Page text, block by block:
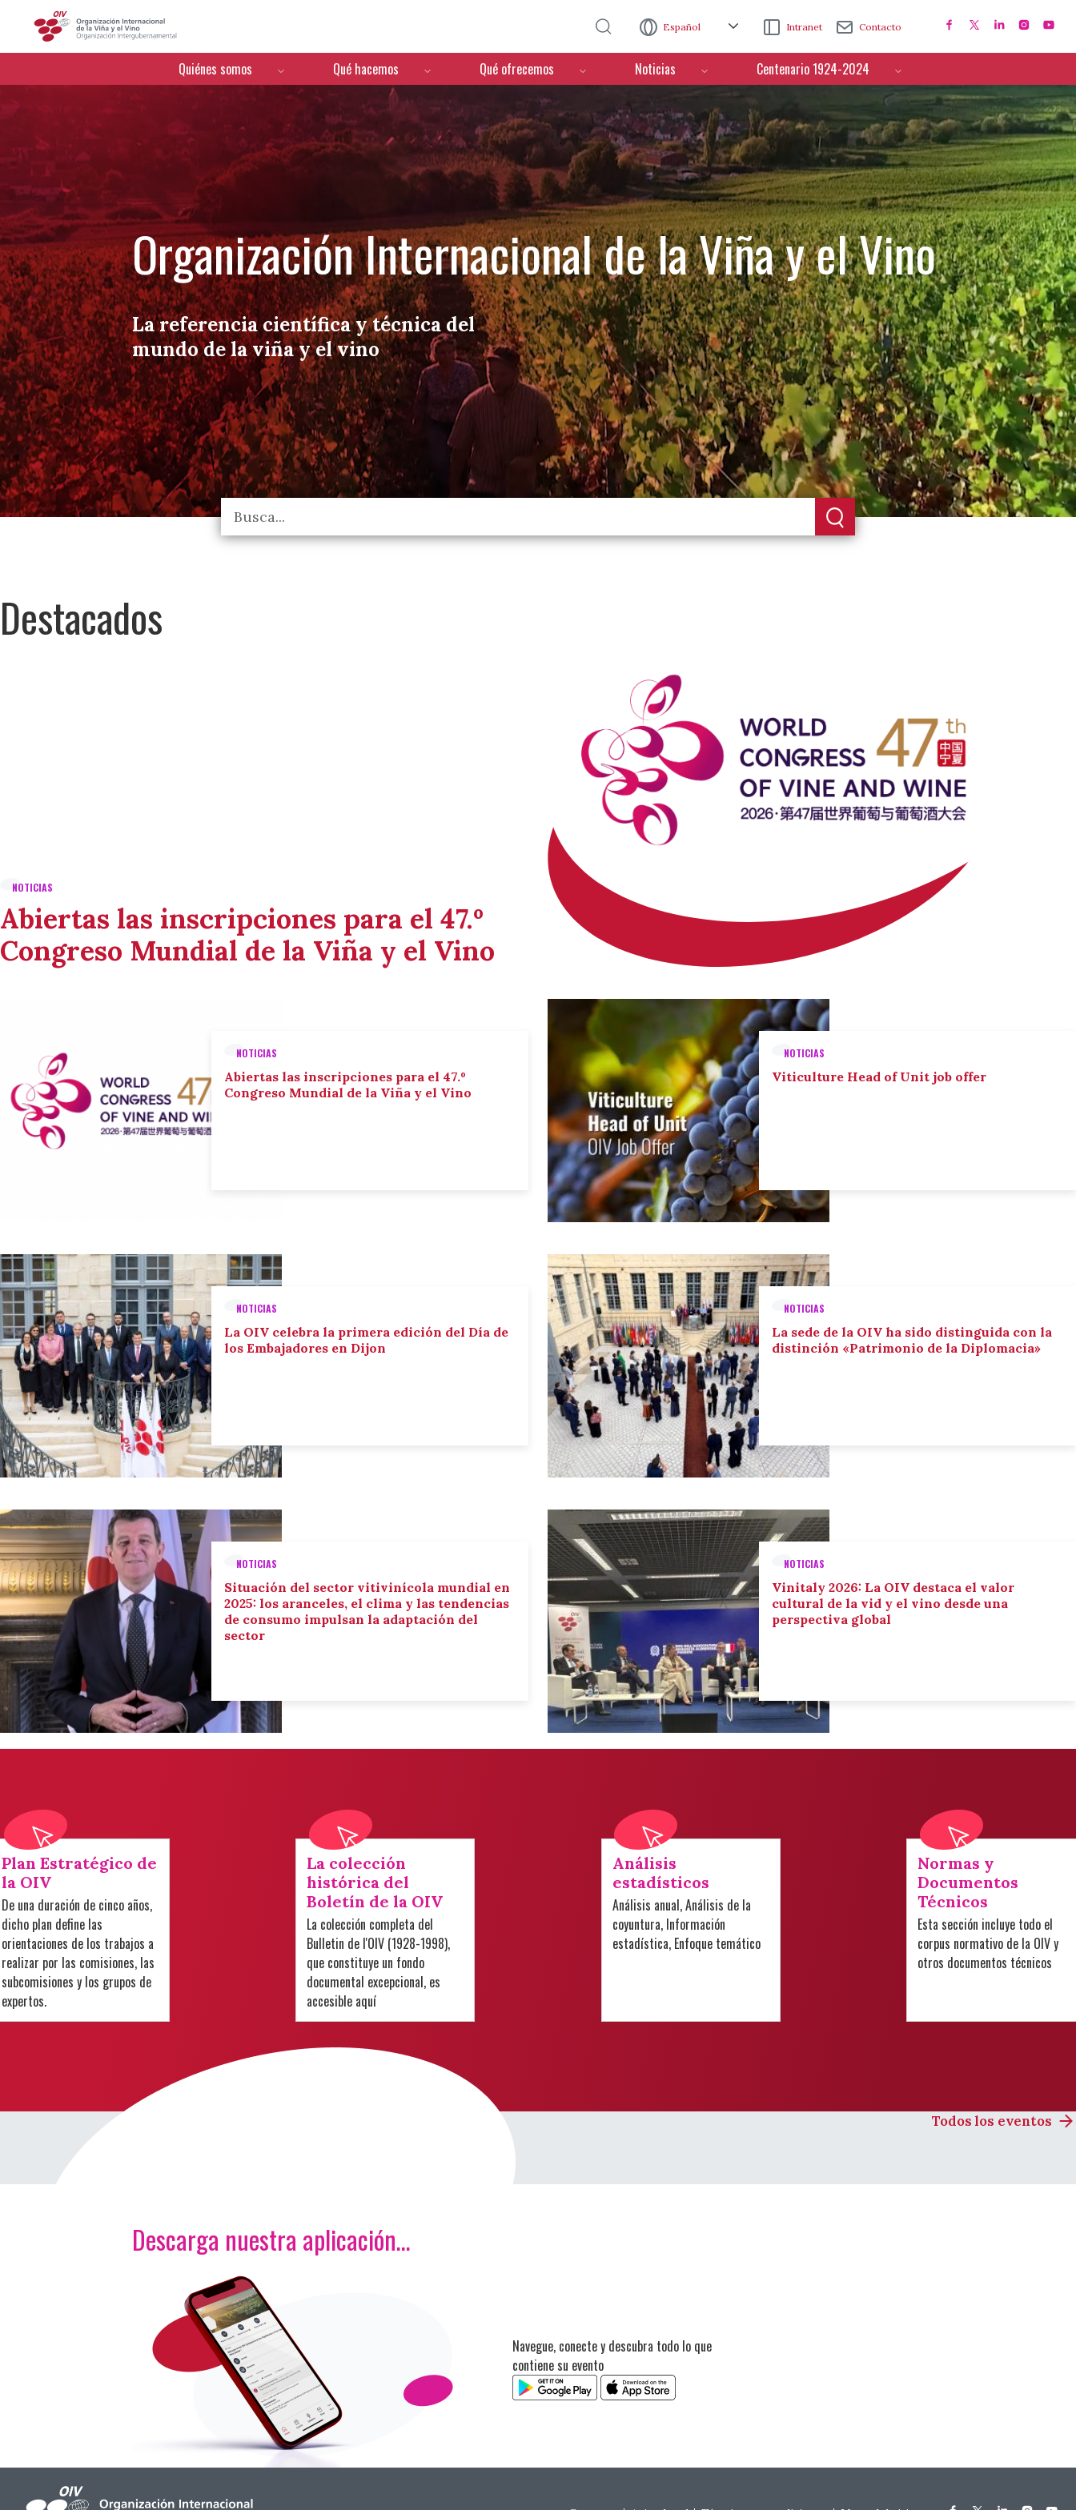
Español Intranet Contacto
Menú de navegación
Quiénes somos Qué hacemos Qué ofrecemos Noticias Centenario 1924-2024
Organización Internacional de la Viña y el Vino
La referencia científica y técnica del
mundo de la viña y el vino
Destacados
NOTICIAS
Abiertas las inscripciones para el 47.º
Congreso Mundial de la Viña y el Vino
NOTICIAS
Abiertas las inscripciones para el 47.º
Congreso Mundial de la Viña y el Vino
NOTICIAS
Viticulture Head of Unit job offer
NOTICIAS
La OIV celebra la primera edición del Día de
los Embajadores en Dijon
NOTICIAS
La sede de la OIV ha sido distinguida con la
distinción «Patrimonio de la Diplomacia»
NOTICIAS
Situación del sector vitivinícola mundial en
2025: los aranceles, el clima y las tendencias
de consumo impulsan la adaptación del
sector
NOTICIAS
Vinitaly 2026: La OIV destaca el valor
cultural de la vid y el vino desde una
perspectiva global
Plan Estratégico de
la OIV
De una duración de cinco años,
dicho plan define las
orientaciones de los trabajos a
realizar por las comisiones, las
subcomisiones y los grupos de
expertos.
La colección
histórica del
Boletín de la OIV
La colección completa del
Bulletin de l'OIV (1928-1998),
que constituye un fondo
documental excepcional, es
accesible aquí
Análisis
estadísticos
Análisis anual, Análisis de la
coyuntura, Información
estadística, Enfoque temático
Normas y
Documentos
Técnicos
Esta sección incluye todo el
corpus normativo de la OIV y
otros documentos técnicos
Todos los eventos
Descarga nuestra aplicación…
Navegue, conecte y descubra todo lo que
contiene su evento